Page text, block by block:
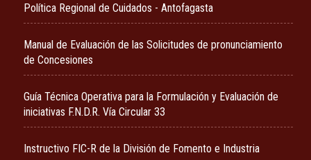
Política Regional de Cuidados - Antofagasta
Manual de Evaluación de las Solicitudes de pronunciamiento
de Concesiones
Guía Técnica Operativa para la Formulación y Evaluación de
iniciativas F.N.D.R. Vía Circular 33
Instructivo FIC-R de la División de Fomento e Industria